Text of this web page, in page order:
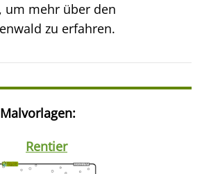
um mehr über den
zu erfahren.
Rentier